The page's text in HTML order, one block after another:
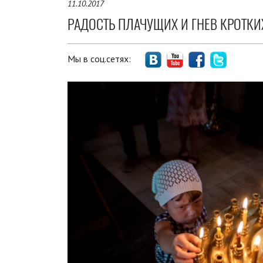
11.10.2017
РАДОСТЬ ПЛАЧУЩИХ И ГНЕВ
Мы в соц.сетях: